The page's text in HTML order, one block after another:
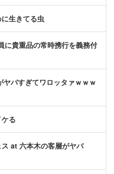
に生きてる虫
に貴重品の常時携行を義務付
ヤバすぎてワロッタァｗｗｗ
る
ス at 六本木の客層がヤバ